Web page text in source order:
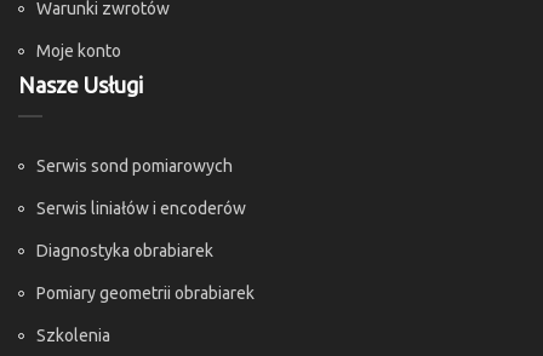
Warunki zwrotów
Moje konto
Nasze Usługi
Serwis sond pomiarowych
Serwis liniałów i encoderów
Diagnostyka obrabiarek
Pomiary geometrii obrabiarek
Szkolenia